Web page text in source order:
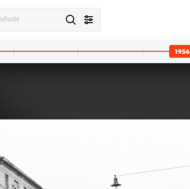
Az 1956-os forradalom alatt elesettek ideiglenes sírjai.
1956